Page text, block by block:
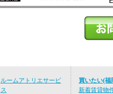
ルームアトリエサービ
ス
買いたい(福
新着賃貸物